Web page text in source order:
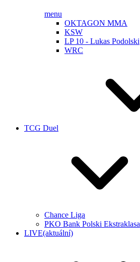
menu
OKTAGON MMA
KSW
LP 10 - Lukas Podolski
WRC
TCG Duel
Chance Liga
PKO Bank Polski Ekstraklasa
LIVE(aktuální)